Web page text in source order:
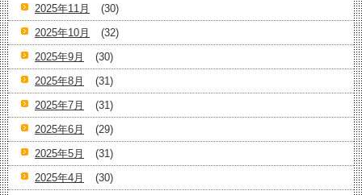
2025年11月
(30)
2025年10月
(32)
2025年9月
(30)
2025年8月
(31)
2025年7月
(31)
2025年6月
(29)
2025年5月
(31)
2025年4月
(30)